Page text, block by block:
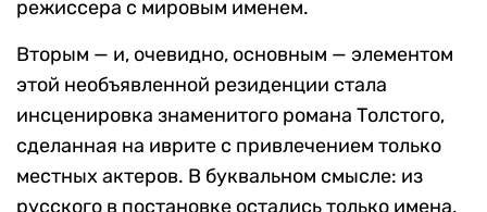
режиссера с мировым именем.
Вторым — и, очевидно, основным — элементом
этой необъявленной резиденции стала
инсценировка знаменитого романа Толстого,
сделанная на иврите с привлечением только
местных актеров. В буквальном смысле: из
русского в постановке остались только имена,